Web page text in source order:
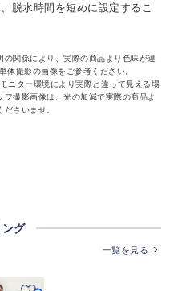
脱水時間を短めに設定するこ
関係により、実際の商品より色味が違
体撮影の画像をご参考ください。
ニター環境により実際と違って見える場
撮影画像は、光の加減で実際の商品よ
さいませ。
グ
一覧を見る